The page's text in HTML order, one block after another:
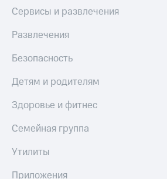
Сервисы и развлечения
Развлечения
Безопасность
Детям и родителям
Здоровье и фитнес
Семейная группа
Утилиты
Приложения